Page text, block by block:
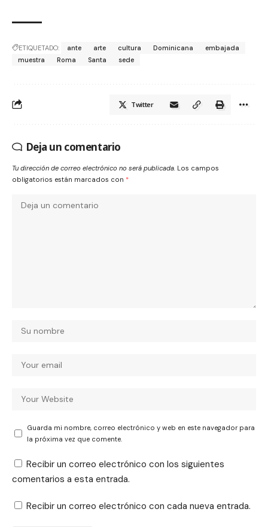
ETIQUETADO: ante arte cultura Dominicana
embajada
muestra
Roma Santa sede
Twitter
Deja un comentario
Tu dirección de correo electrónico no será publicada. Los campos
obligatorios están marcados con *
Guarda mi nombre, correo electrónico y web en este navegador para
la próxima vez que comente.
Recibir un correo electrónico con los siguientes
comentarios a esta entrada.
Recibir un correo electrónico con cada nueva entrada.